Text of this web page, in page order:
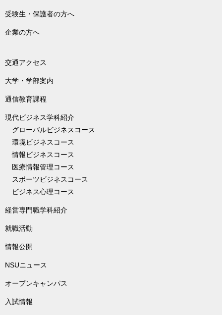
受験生・保護者の方へ
企業の方へ
交通アクセス
大学・学部案内
通信教育課程
現代ビジネス学科紹介
グローバルビジネスコース
環境ビジネスコース
情報ビジネスコース
医療情報管理コース
スポーツビジネスコース
ビジネス心理コース
経営専門職学科紹介
就職活動
情報公開
NSUニュース
オープンキャンパス
入試情報